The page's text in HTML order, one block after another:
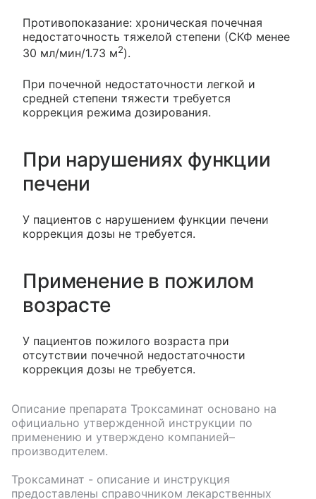
Противопоказание: хроническая почечная
недостаточность тяжелой степени (СКФ менее
30 мл/мин/1.73 м2).
При почечной недостаточности легкой и
средней степени тяжести требуется
коррекция режима дозирования.
При нарушениях функции
печени
У пациентов с нарушением функции печени
коррекция дозы не требуется.
Применение в пожилом
возрасте
У пациентов пожилого возраста при
отсутствии почечной недостаточности
коррекция дозы не требуется.
Описание препарата Троксаминат основано на
официально утвержденной инструкции по
применению и утверждено компанией–
производителем.
Троксаминат - описание и инструкция
предоставлены справочником лекарственных